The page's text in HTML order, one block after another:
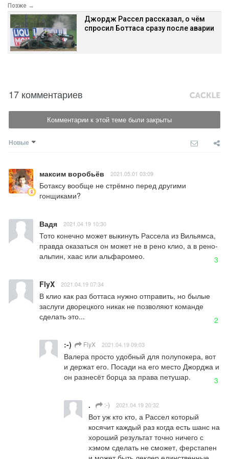
Позже →
Джордж Рассел рассказал, о чём
спросил Боттаса сразу после аварии
17 комментариев
Комментарии к этой теме были закрыты
Новые
максим воробьёв 2021.05.01 03:09
Ботаксу вообще не стрёмно перед другими
гонщиками?
Вадя 2021.04.19 10:30
Тото конечно может выкинуть Рассела из Вильямса,
правда оказаться он может не в рено клио, а в рено-
альпин, хаас или альфаромео.
3
FlyX 2021.04.19 07:34
В клио как раз боттаса нужно отправить, но былые
заслуги дворецкого никак не позволяют команде
сделать это...
2
:-) FlyX 2021.04.19 09:03
Валера просто удобный для полупокера, вот
и держат его. Посади на его место Джорджа и
он разнесёт борца за права петушар.
3
. :-) 2021.04.19 20:32
Вот уж кто кто, а Рассел который
косячит каждый раз когда есть шанс на
хороший результат точно ничего с
хэмом сделать не сможет, ферстапен